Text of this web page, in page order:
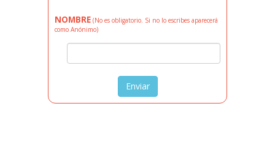
NOMBRE (No es obligatorio. Si no lo escribes aparecerá
como Anónimo)
Enviar